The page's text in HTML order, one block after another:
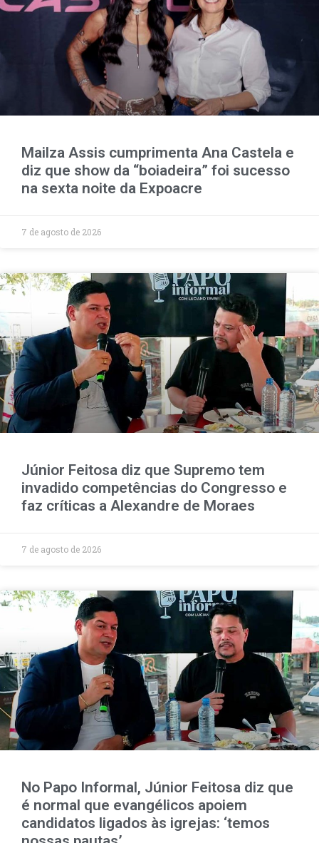
Mailza Assis cumprimenta Ana Castela e
diz que show da “boiadeira” foi sucesso
na sexta noite da Expoacre
7 de agosto de 2026
Júnior Feitosa diz que Supremo tem
invadido competências do Congresso e
faz críticas a Alexandre de Moraes
7 de agosto de 2026
No Papo Informal, Júnior Feitosa diz que
é normal que evangélicos apoiem
candidatos ligados às igrejas: ‘temos